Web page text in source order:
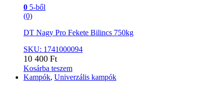
0 5-ből
(0)
DT Nagy Pro Fekete Bilincs 750kg
SKU: 1741000094
10 400 Ft
Kosárba teszem
Kampók, Univerzális kampók